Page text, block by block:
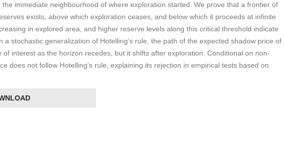
immediate neighbourhood of where exploration started. We prove that a frontier of
exists, above which exploration ceases, and below which it proceeds at infinite
in explored area, and higher reserve levels along this critical threshold indicate
a stochastic generalization of Hotelling’s rule, the path of the expected shadow price of
of interest as the horizon recedes, but it shifts after exploration. Conditional on non-
does not follow Hotelling’s rule, explaining its rejection in empirical tests based on